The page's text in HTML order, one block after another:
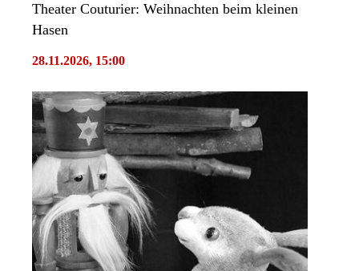
Theater Couturier: Weihnachten beim kleinen
Hasen
28.11.2026, 15:00